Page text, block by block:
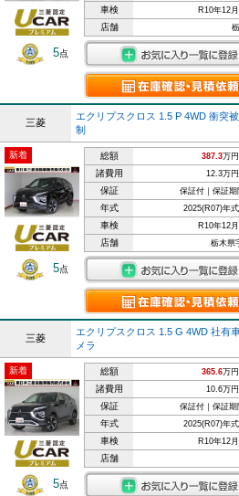
5点
車検 R10年12月
店舗
三菱
エクリプスクロス 1.5 P 4WD 衝突
制
新着
5点
総額 387.3万円
諸費用 12.3万円
保証 保証付｜保証
年式 2025(R07)年式
車検 R10年12月
店舗 栃木県
三菱
エクリプスクロス 1.5 G 4WD 社
メラ
新着
5点
総額 365.6万円
諸費用 10.6万円
保証 保証付｜保証
年式 2025(R07)年式
車検 R10年12月
店舗